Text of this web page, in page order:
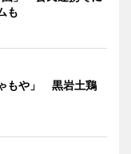
も
もや」 黒岩土鶏